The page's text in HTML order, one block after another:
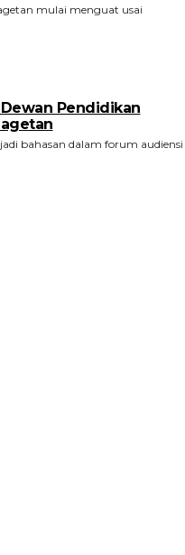
mulai menguat usai
Dewan Pendidikan
bahasan dalam forum audiensi